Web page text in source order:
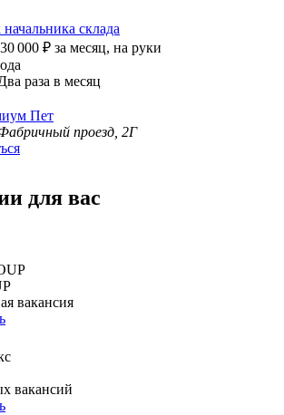
склада
000 ₽ за месяц, на руки
раза в месяц
Пет
проезд, 2Г
для вас
вакансия
вакансий